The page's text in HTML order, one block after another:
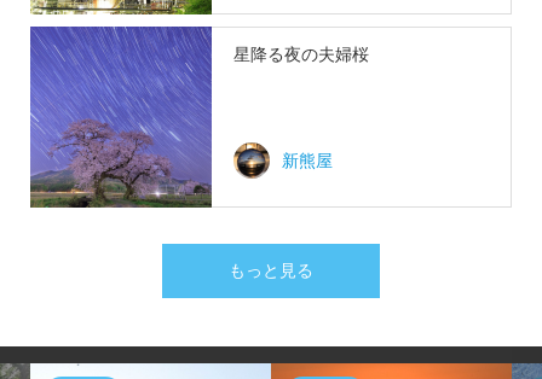
星降る夜の夫婦桜
新熊屋
もっと見る